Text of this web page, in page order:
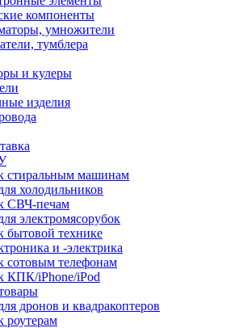
компоненты
умножители
тумблера
и кулеры
изделия
стиральным машинам
холодильников
СВЧ-печам
электромясорубок
бытовой технике
и -электрика
сотовым телефонам
КПК/iPhone/iPod
дронов и квадракоптеров
роутерам